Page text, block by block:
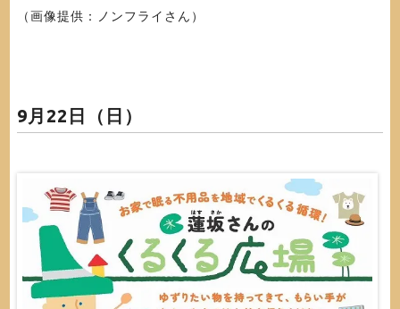
（画像提供：ノンフライさん）
9月22日（日）